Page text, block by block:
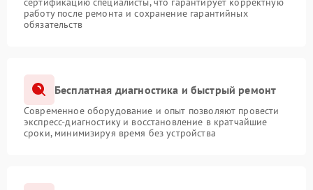
работу после ремонта и сохранение гарантийных
обязательств
Бесплатная диагностика и быстрый ремонт
Современное оборудование и опыт позволяют провести
экспресс-диагностику и восстановление в кратчайшие
сроки, минимизируя время без устройства